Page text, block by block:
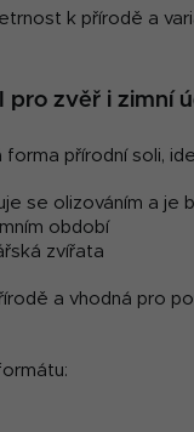
k přírodě a
pro zvěř i zimní
přírodní soli,
se olizováním a je
období
zvířata
a vhodná pro